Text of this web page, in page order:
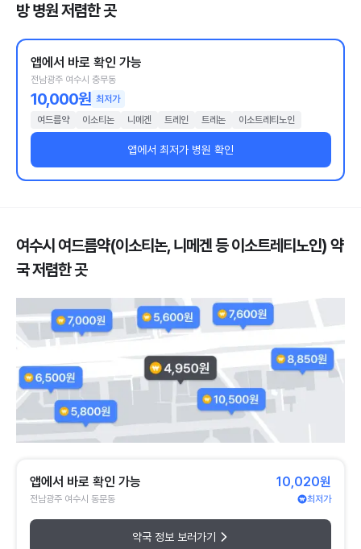
방 병원 저렴한 곳
앱에서 바로 확인 가능
전남광주 여수시 충무동
10,000원 최저가
여드름약
이소티논 니메겐 트레인 트레논 이소트레티노인
앱에서 최저가 병원 확인
여수시 여드름약(이소티논, 니메겐 등 이소트레티노인) 약
국 저렴한 곳
앱에서 바로 확인 가능
전남광주 여수시 동문동
10,020원
최저가
약국 정보 보러가기